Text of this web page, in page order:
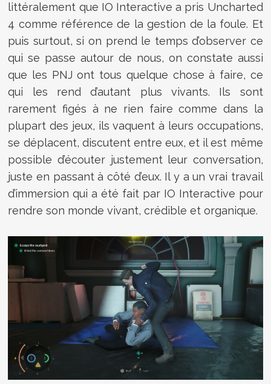
littéralement que IO Interactive a pris Uncharted
4 comme référence de la gestion de la foule. Et
puis surtout, si on prend le temps d’observer ce
qui se passe autour de nous, on constate aussi
que les PNJ ont tous quelque chose à faire, ce
qui les rend d’autant plus vivants. Ils sont
rarement figés à ne rien faire comme dans la
plupart des jeux, ils vaquent à leurs occupations,
se déplacent, discutent entre eux, et il est même
possible d’écouter justement leur conversation,
juste en passant à côté d’eux. Il y a un vrai travail
d’immersion qui a été fait par IO Interactive pour
rendre son monde vivant, crédible et organique.